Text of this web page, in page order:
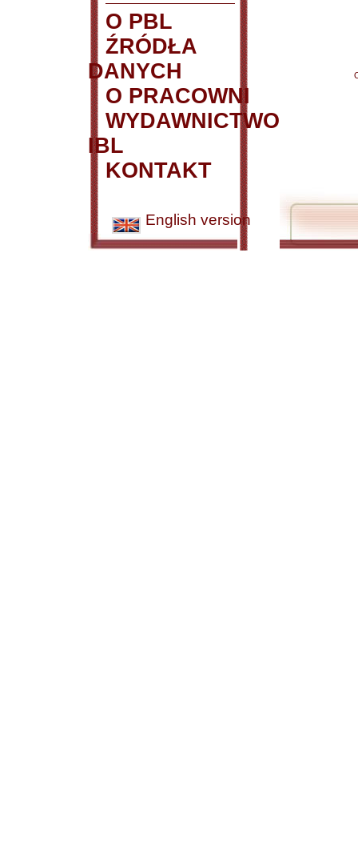
O PBL
ŹRÓDŁA
DANYCH
O PRACOWNI
WYDAWNICTWO
IBL
KONTAKT
English version